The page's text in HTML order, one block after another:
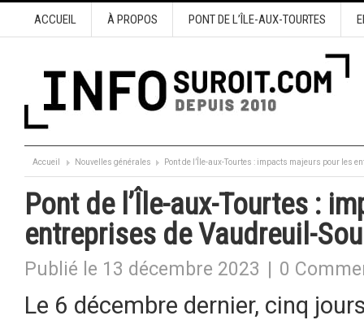
ACCUEIL À PROPOS PONT DE L’ÎLE-AUX-TOURTES
Accueil Nouvelles générales Pont de l’Île-aux-Tourtes : impacts majeurs pour les
Pont de l’Île-aux-Tourtes :
entreprises de Vaudreuil-
Publié le 13 décembre 2023 0
Le 6 décembre dernier, cinq